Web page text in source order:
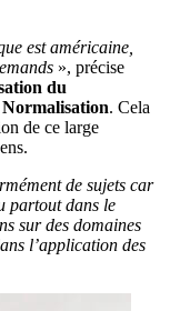
est américaine,
», précise
du
. Cela
de ce large
de sujets car
partout dans le
sur des domaines
l’application des